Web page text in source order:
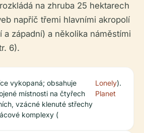
na zhruba 25 hektarech
napříč třemi hlavními akropolí
západní) a několika náměstími
6).
vykopaná; obsahuje
místnosti na čtyřech
vzácné klenuté střechy
komplexy (
Lonely
Planet
).